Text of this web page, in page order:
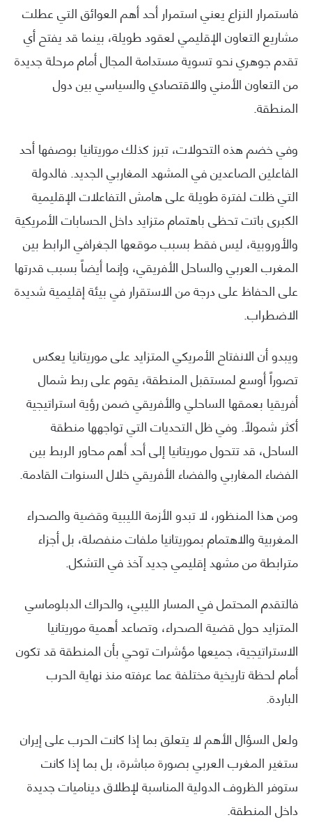
فاستمرار النزاع يعني استمرار أحد أهم العوائق التي عطلت
مشاريع التعاون الإقليمي لعقود طويلة، بينما قد يفتح أي
تقدم جوهري نحو تسوية مستدامة المجال أمام مرحلة جديدة
من التعاون الأمني والاقتصادي والسياسي بين دول
المنطقة.
وفي خضم هذه التحولات، تبرز كذلك موريتانيا بوصفها أحد
الفاعلين الصاعدين في المشهد المغاربي الجديد. فالدولة
التي ظلت لفترة طويلة على هامش التفاعلات الإقليمية
الكبرى باتت تحظى باهتمام متزايد داخل الحسابات الأمريكية
والأوروبية، ليس فقط بسبب موقعها الجغرافي الرابط بين
المغرب العربي والساحل الأفريقي، وإنما أيضاً بسبب قدرتها
على الحفاظ على درجة من الاستقرار في بيئة إقليمية شديدة
الاضطراب.
ويبدو أن الانفتاح الأمريكي المتزايد على موريتانيا يعكس
تصوراً أوسع لمستقبل المنطقة، يقوم على ربط شمال
أفريقيا بعمقها الساحلي والأفريقي ضمن رؤية استراتيجية
أكثر شمولاً. وفي ظل التحديات التي تواجهها منطقة
الساحل، قد تتحول موريتانيا إلى أحد أهم محاور الربط بين
الفضاء المغاربي والفضاء الأفريقي خلال السنوات القادمة.
ومن هذا المنظور، لا تبدو الأزمة الليبية وقضية والصحراء
المغربية والاهتمام بموريتانيا ملفات منفصلة، بل أجزاء
مترابطة من مشهد إقليمي جديد آخذ في التشكل.
فالتقدم المحتمل في المسار الليبي، والحراك الدبلوماسي
المتزايد حول قضية الصحراء، وتصاعد أهمية موريتانيا
الاستراتيجية، جميعها مؤشرات توحي بأن المنطقة قد تكون
أمام لحظة تاريخية مختلفة عما عرفته منذ نهاية الحرب
الباردة.
ولعل السؤال الأهم لا يتعلق بما إذا كانت الحرب على إيران
ستغير المغرب العربي بصورة مباشرة، بل بما إذا كانت
ستوفر الظروف الدولية المناسبة لإطلاق ديناميات جديدة
داخل المنطقة.